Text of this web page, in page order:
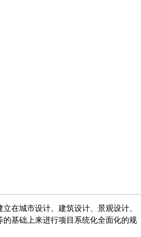
立在城市设计 建筑设计 景观设计
的基础上来进行项目系统化全面化的规